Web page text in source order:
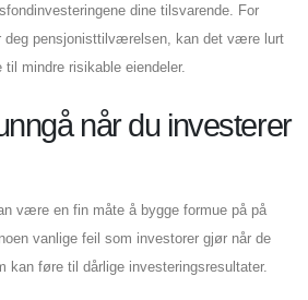
dine tilsvarende. For
pensjonisttilværelsen, kan det være lurt
mindre risikable eiendeler.
når du investerer
være en fin måte å bygge formue på på
vanlige feil som investorer gjør når de
kan føre til dårlige investeringsresultater.